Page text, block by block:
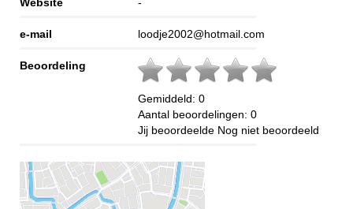
e-mail loodje2002@hotmail.com
Beoordeling
Gemiddeld: 0
Aantal beoordelingen: 0
Jij beoordeelde Nog niet beoordeeld